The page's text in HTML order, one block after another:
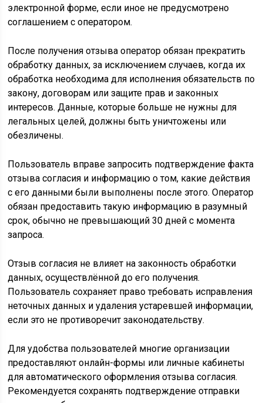
электронной форме, если иное не предусмотрено
соглашением с оператором.
После получения отзыва оператор обязан прекратить
обработку данных, за исключением случаев, когда их
обработка необходима для исполнения обязательств по
закону, договорам или защите прав и законных
интересов. Данные, которые больше не нужны для
легальных целей, должны быть уничтожены или
обезличены.
Пользователь вправе запросить подтверждение факта
отзыва согласия и информацию о том, какие действия
с его данными были выполнены после этого. Оператор
обязан предоставить такую информацию в разумный
срок, обычно не превышающий 30 дней с момента
запроса.
Отзыв согласия не влияет на законность обработки
данных, осуществлённой до его получения.
Пользователь сохраняет право требовать исправления
неточных данных и удаления устаревшей информации,
если это не противоречит законодательству.
Для удобства пользователей многие организации
предоставляют онлайн-формы или личные кабинеты
для автоматического оформления отзыва согласия.
Рекомендуется сохранять подтверждение отправки